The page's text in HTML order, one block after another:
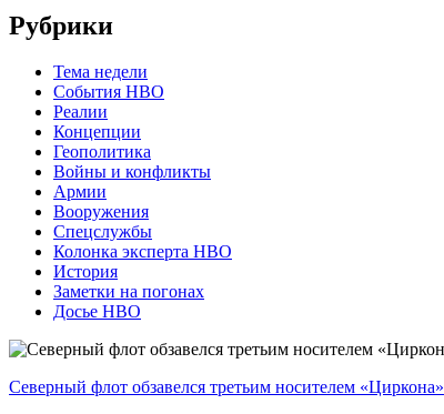
Рубрики
Тема недели
События НВО
Реалии
Концепции
Геополитика
Войны и конфликты
Армии
Вооружения
Спецслужбы
Колонка эксперта НВО
История
Заметки на погонах
Досье НВО
Северный флот обзавелся третьим носителем «Циркона»